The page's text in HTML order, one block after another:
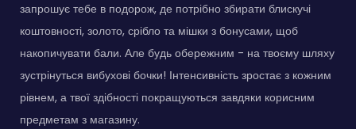
запрошує тебе в подорож, де потрібно збирати блискучі
коштовності, золото, срібло та мішки з бонусами, щоб
накопичувати бали. Але будь обережним - на твоєму шляху
зустрінуться вибухові бочки! Інтенсивність зростає з кожним
рівнем, а твої здібності покращуються завдяки корисним
предметам з магазину.